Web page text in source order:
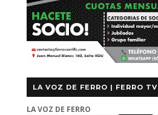
LA VOZ DE FERRO | FERRO TV
LA VOZ DE FERRO